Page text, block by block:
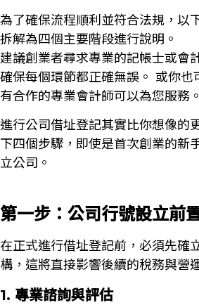
為了確保流程順利並符合法規，以
拆解為四個主要階段進行說明。
建議創業者尋求專業的記帳士或會
確保每個環節都正確無誤。 或你也
有合作的專業會計師可以為您服務。
進行公司借址登記其實比你想像的
下四個步驟，即使是首次創業的新
立公司。
第一步：公司行號設立前
在正式進行借址登記前，必須先確
構，這將直接影響後續的稅務與營
1. 專業諮詢與評估